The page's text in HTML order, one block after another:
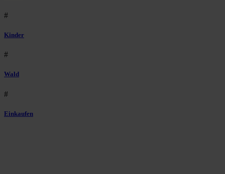
#
Kinder
#
Wald
#
Einkaufen